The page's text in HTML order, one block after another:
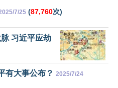
7/25 (87,760次)
习近平应劫
有大事公布？ 2025/7/24